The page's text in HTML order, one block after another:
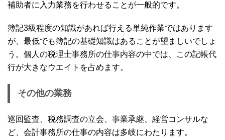
補助者に入力業務を行わせることが一般的です。
簿記3級程度の知識があれば行える単純作業ではあります
が、最低でも簿記の基礎知識はあることが望ましいでしょ
う。個人の税理士事務所の仕事内容の中では、この記帳代
行が大きなウエイトを占めます。
その他の業務
巡回監査、税務調査の立会、事業承継、経営コンサルな
ど、会計事務所の仕事の内容は多岐にわたります。